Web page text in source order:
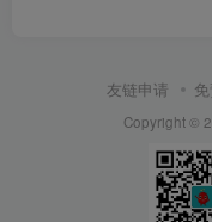
友链申请
Copyright ©